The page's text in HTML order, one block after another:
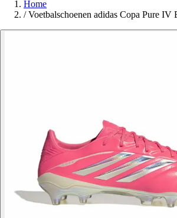
Home
/ Voetbalschoenen adidas Copa Pure IV